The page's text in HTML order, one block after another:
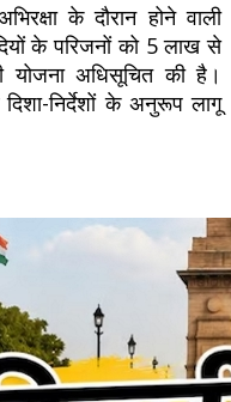
के दौरान होने वाली
के परिजनों को 5 लाख से
अधिसूचित की है।
दिशा-निर्देशों के अनुरूप लागू